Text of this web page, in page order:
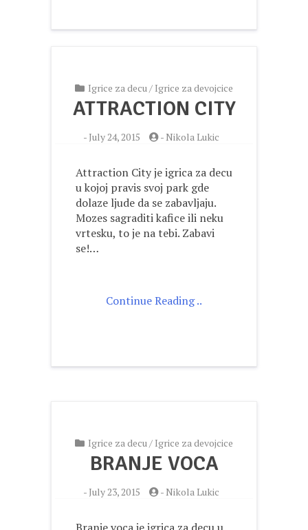
Igrice za decu/ Igrice za devojcice
ATTRACTION CITY
- July 24, 2015 -Nikola Lukic
Attraction City je igrica za decu
u kojoj pravis svoj park gde
dolaze ljude da se zabavljaju.
Mozes sagraditi kafice ili neku
vrtesku, to je na tebi. Zabavi
se!…
Continue Reading ..
Igrice za decu/ Igrice za devojcice
BRANJE VOCA
- July 23, 2015 -Nikola Lukic